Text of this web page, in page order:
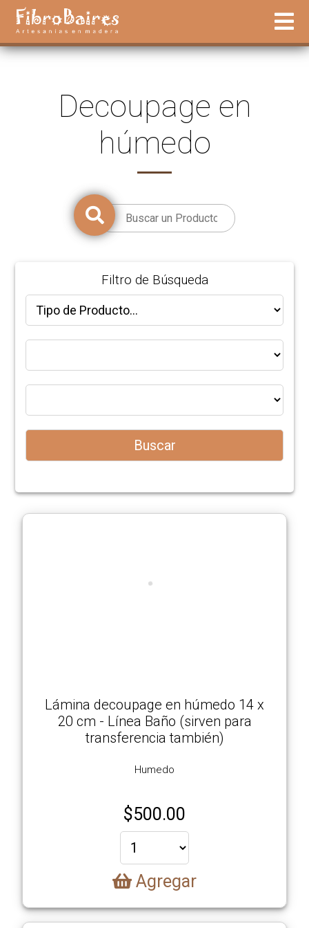
Decoupage en
húmedo
Filtro de Búsqueda
Lámina decoupage en húmedo 14 x
20 cm - Línea Baño (sirven para
transferencia también)
Humedo
$500.00
Agregar